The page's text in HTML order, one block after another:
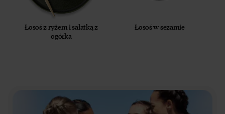
Łosoś z ryżem i sałatką z
ogórka
Łosoś w sezamie